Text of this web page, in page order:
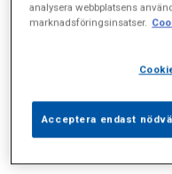
analysera webbplatsens
marknadsföringsinsatser.
Acceptera endast